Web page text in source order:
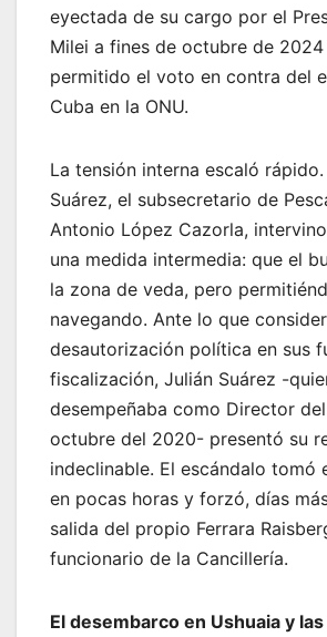
eyectada de su cargo por el
Milei a fines de octubre de
permitido el voto en contra del
Cuba en la ONU.
La tensión interna escaló
Suárez, el subsecretario de
Antonio López Cazorla,
una medida intermedia: que el
la zona de veda, pero
navegando. Ante lo que
desautorización política en sus
fiscalización, Julián Suárez -
desempeñaba como Director
octubre del 2020- presentó su
indeclinable. El escándalo tomó
en pocas horas y forzó, días
salida del propio Ferrara
funcionario de la Cancillería.
El desembarco en Ushuaia y